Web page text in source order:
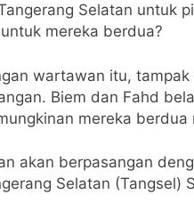
Selatan untuk
mereka berdua?
wartawan itu,
Biem dan Fahd
mereka
akan berpasangan
Selatan (Tangsel)